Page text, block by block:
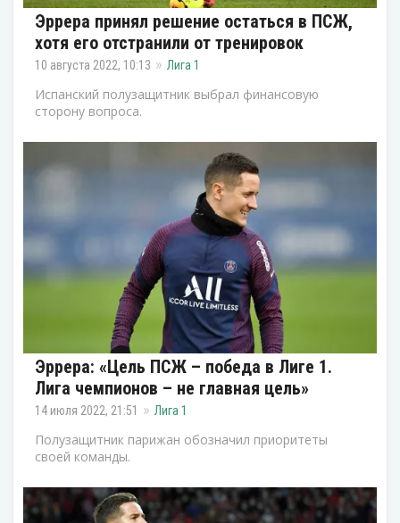
Эррера принял решение остаться в ПСЖ,
хотя его отстранили от тренировок
10 августа 2022, 10:13 Лига 1
Испанский полузащитник выбрал финансовую
сторону вопроса.
Эррера: «Цель ПСЖ – победа в Лиге 1.
Лига чемпионов – не главная цель»
14 июля 2022, 21:51 Лига 1
Полузащитник парижан обозначил приоритеты
своей команды.